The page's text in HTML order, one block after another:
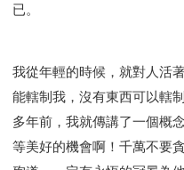
已。
我從年輕的時候，就對人活
能轄制我，沒有東西可以轄
多年前，我就傳講了一個概
等美好的機會啊！千萬不要